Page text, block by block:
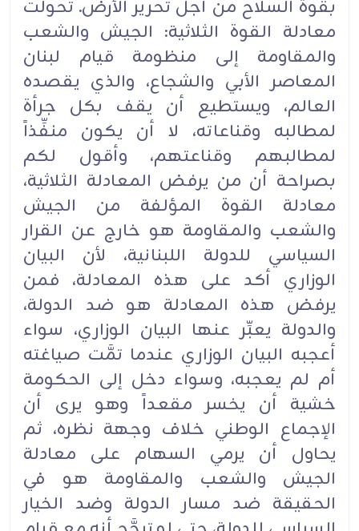
بقوة السلاح من أجل تحرير الأرض. تحولت
معادلة القوة الثلاثية: الجيش والشعب
والمقاومة إلى منظومة قيام لبنان
المعاصر الأبي والشجاع، والذي يقصده
العالم، ويستطيع أن يقف بكل جرأة
لمطالبه وقناعاته، لا أن يكون منفِّذاً
لمطالبهم وقناعتهم، وأقول لكم
بصراحة أن من يرفض المعادلة الثلاثية،
معادلة القوة المؤلفة من الجيش
والشعب والمقاومة هو خارج عن القرار
السياسي للدولة اللبنانية، لأن البيان
الوزاري أكد على هذه المعادلة، فمن
يرفض هذه المعادلة هو ضد الدولة،
والدولة يعبِّر عنها البيان الوزاري، سواء
أعجبه البيان الوزاري عندما تمَّت صياغته
أم لم يعجبه، وسواء دخل إلى الحكومة
خشية أن يخسر مقعداً وهو يرى أن
الإجماع الوطني خلاف وجهة نظره، ثم
يحاول أن يرمي السهام على معادلة
الجيش والشعب والمقاومة هو في
الحقيقة ضد مسار الدولة وضد الخيار